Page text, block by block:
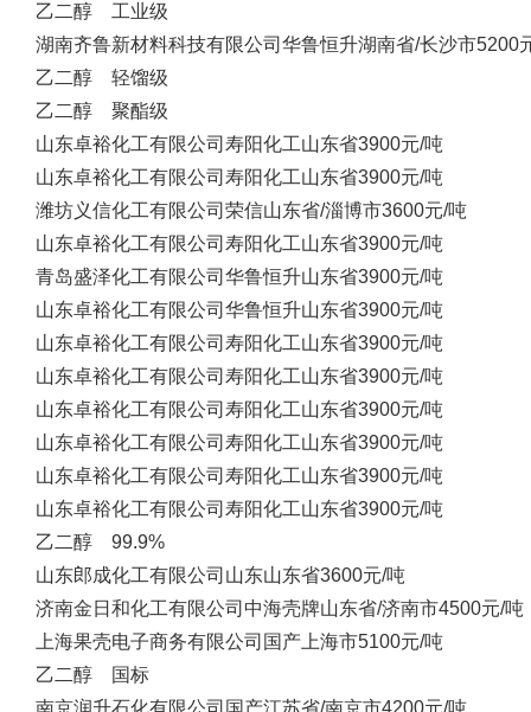
乙二醇 工业级
湖南齐鲁新材料科技有限公司 华鲁恒升湖南省/长沙市5200
乙二醇 轻馏级
乙二醇 聚酯级
山东卓裕化工有限公司 寿阳化工山东省3900元/吨
山东卓裕化工有限公司 寿阳化工山东省3900元/吨
潍坊义信化工有限公司 荣信山东省/淄博市3600元/吨
山东卓裕化工有限公司 寿阳化工山东省3900元/吨
青岛盛泽化工有限公司 华鲁恒升山东省3900元/吨
山东卓裕化工有限公司 华鲁恒升山东省3900元/吨
山东卓裕化工有限公司 寿阳化工山东省3900元/吨
山东卓裕化工有限公司 寿阳化工山东省3900元/吨
山东卓裕化工有限公司 寿阳化工山东省3900元/吨
山东卓裕化工有限公司 寿阳化工山东省3900元/吨
山东卓裕化工有限公司 寿阳化工山东省3900元/吨
山东卓裕化工有限公司 寿阳化工山东省3900元/吨
乙二醇 99.9%
山东郎成化工有限公司 山东山东省3600元/吨
济南金日和化工有限公司 中海壳牌山东省/济南市4500元/吨
上海果壳电子商务有限公司 国产 上海市5100元/吨
乙二醇 国标
南京润升石化有限公司 国产江苏省/南京市4200元/吨